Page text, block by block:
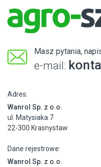
Masz pytania,
e-mail:
Adres:
Wanrol Sp. z o.o.
ul. Matysiaka 7
22-300 Krasnystaw
Dane rejestrowe:
Wanrol Sp. z o.o.